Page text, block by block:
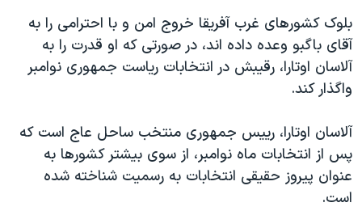
نرگس محمدی برنده جایزه نوبل صلح
همایش محافظه‌کاران آمریکا «سی‌پک»
صفحه‌های ویژه
سفر پرزیدنت ترامپ به چین
بلوک کشورهای غرب آفریقا خروج امن و با احترامی را به
آقای باگبو وعده داده اند، در صورتی که او قدرت را به
آلاسان اوتارا، رقیبش در انتخابات ریاست جمهوری نوامبر
واگذار کند.
آلاسان اوتارا، رییس جمهوری منتخب ساحل عاج است که
پس از انتخابات ماه نوامبر، از سوی بیشتر کشورها به
عنوان پیروز حقیقی انتخابات به رسمیت شناخته شده
است.